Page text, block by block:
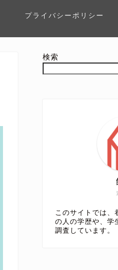
プライバシーポリシー
検索
このサイトでは、
の人の学歴や、学
調査しています。